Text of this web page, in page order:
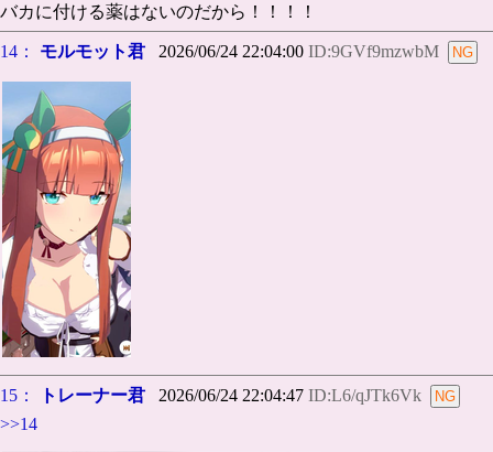
バカに付ける薬はないのだから！！！！
14： モルモット君 2026/06/24 22:04:00 ID:9GVf9mzwbM
15： トレーナー君 2026/06/24 22:04:47 ID:L6/qJTk6Vk
>>14